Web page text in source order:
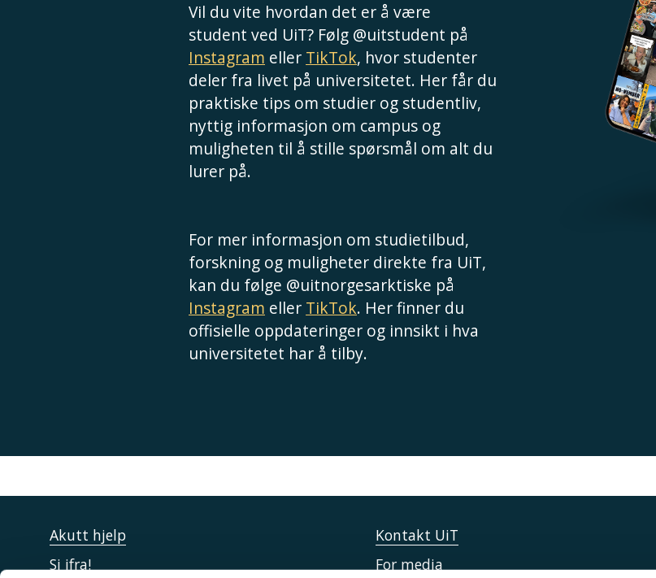
Vil du vite hvordan det er å være
student ved UiT? Følg @uitstudent på
Instagram eller TikTok, hvor studenter
deler fra livet på universitetet. Her får du
praktiske tips om studier og studentliv,
nyttig informasjon om campus og
muligheten til å stille spørsmål om alt du
lurer på.
For mer informasjon om studietilbud,
forskning og muligheter direkte fra UiT,
kan du følge @uitnorgesarktiske på
Instagram eller TikTok. Her finner du
offisielle oppdateringer og innsikt i hva
universitetet har å tilby.
Akutt hjelp
Si ifra!
Kontakt UiT
For media